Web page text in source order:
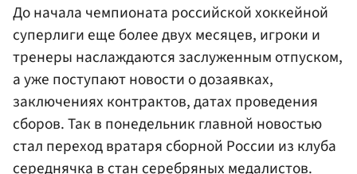
До начала чемпионата российской хоккейной
суперлиги еще более двух месяцев, игроки и
тренеры наслаждаются заслуженным отпуском,
а уже поступают новости о дозаявках,
заключениях контрактов, датах проведения
сборов. Так в понедельник главной новостью
стал переход вратаря сборной России из клуба
середнячка в стан серебряных медалистов.